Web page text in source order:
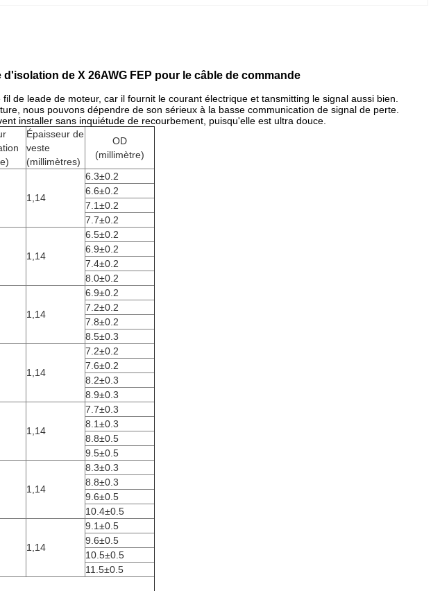
de X 26AWG FEP pour le câble de commande
de leade de moteur, car il fournit le courant électrique et tansmitting le signal aussi bien.
nous pouvons dépendre de son sérieux à la basse communication de signal de perte.
installer sans inquiétude de recourbement, puisqu'elle est ultra douce.
Épaisseur de
veste
(millimètres)
OD
(millimètre)
1,14
6.3±0.2
6.6±0.2
7.1±0.2
7.7±0.2
1,14
6.5±0.2
6.9±0.2
7.4±0.2
8.0±0.2
1,14
6.9±0.2
7.2±0.2
7.8±0.2
8.5±0.3
1,14
7.2±0.2
7.6±0.2
8.2±0.3
8.9±0.3
1,14
7.7±0.3
8.1±0.3
8.8±0.5
9.5±0.5
1,14
8.3±0.3
8.8±0.3
9.6±0.5
10.4±0.5
1,14
9.1±0.5
9.6±0.5
10.5±0.5
11.5±0.5